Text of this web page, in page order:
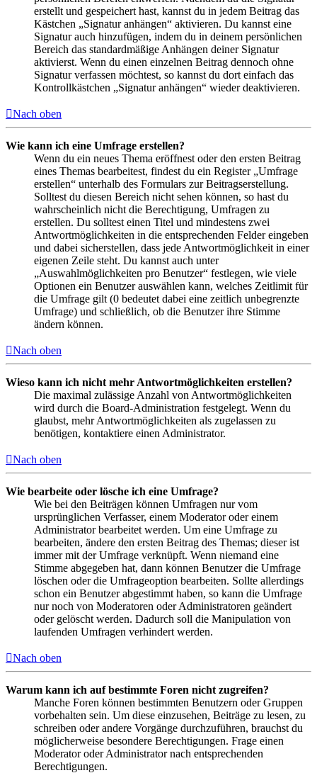
erstellt und gespeichert hast, kannst du in jedem Beitrag das
Kästchen „Signatur anhängen“ aktivieren. Du kannst eine
Signatur auch hinzufügen, indem du in deinem persönlichen
Bereich das standardmäßige Anhängen deiner Signatur
aktivierst. Wenn du einen einzelnen Beitrag dennoch ohne
Signatur verfassen möchtest, so kannst du dort einfach das
Kontrollkästchen „Signatur anhängen“ wieder deaktivieren.
Nach oben
Wie kann ich eine Umfrage erstellen?
Wenn du ein neues Thema eröffnest oder den ersten Beitrag
eines Themas bearbeitest, findest du ein Register „Umfrage
erstellen“ unterhalb des Formulars zur Beitragserstellung.
Solltest du diesen Bereich nicht sehen können, so hast du
wahrscheinlich nicht die Berechtigung, Umfragen zu
erstellen. Du solltest einen Titel und mindestens zwei
Antwortmöglichkeiten in die entsprechenden Felder eingeben
und dabei sicherstellen, dass jede Antwortmöglichkeit in einer
eigenen Zeile steht. Du kannst auch unter
„Auswahlmöglichkeiten pro Benutzer“ festlegen, wie viele
Optionen ein Benutzer auswählen kann, welches Zeitlimit für
die Umfrage gilt (0 bedeutet dabei eine zeitlich unbegrenzte
Umfrage) und schließlich, ob die Benutzer ihre Stimme
ändern können.
Nach oben
Wieso kann ich nicht mehr Antwortmöglichkeiten erstellen?
Die maximal zulässige Anzahl von Antwortmöglichkeiten
wird durch die Board-Administration festgelegt. Wenn du
glaubst, mehr Antwortmöglichkeiten als zugelassen zu
benötigen, kontaktiere einen Administrator.
Nach oben
Wie bearbeite oder lösche ich eine Umfrage?
Wie bei den Beiträgen können Umfragen nur vom
ursprünglichen Verfasser, einem Moderator oder einem
Administrator bearbeitet werden. Um eine Umfrage zu
bearbeiten, ändere den ersten Beitrag des Themas; dieser ist
immer mit der Umfrage verknüpft. Wenn niemand eine
Stimme abgegeben hat, dann können Benutzer die Umfrage
löschen oder die Umfrageoption bearbeiten. Sollte allerdings
schon ein Benutzer abgestimmt haben, so kann die Umfrage
nur noch von Moderatoren oder Administratoren geändert
oder gelöscht werden. Dadurch soll die Manipulation von
laufenden Umfragen verhindert werden.
Nach oben
Warum kann ich auf bestimmte Foren nicht zugreifen?
Manche Foren können bestimmten Benutzern oder Gruppen
vorbehalten sein. Um diese einzusehen, Beiträge zu lesen, zu
schreiben oder andere Vorgänge durchzuführen, brauchst du
möglicherweise besondere Berechtigungen. Frage einen
Moderator oder Administrator nach entsprechenden
Berechtigungen.